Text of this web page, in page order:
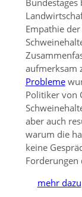
Empathie
aufmerksam
Probleme
Politiker von
aber auch
warum die
keine
Forderungen
mehr dazu